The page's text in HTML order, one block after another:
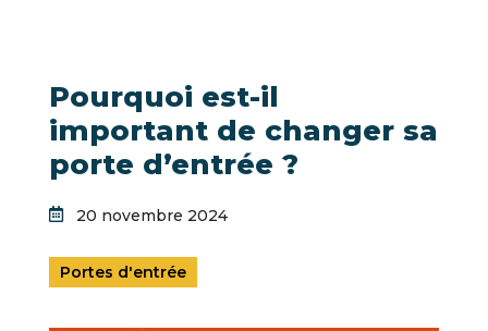
Pourquoi est-il
important de changer sa
porte d’entrée ?
 20 novembre 2024
Portes d'entrée